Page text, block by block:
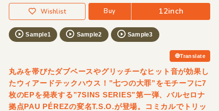
Wishlist Buy 12inch
Sample1 Sample2 Sample3
Translate
丸みを帯びたダブベースやグリッチーなヒット音が効果し
たウィアードテックハウス！”七つの大罪”をモチーフに7
枚のEPを発表する”7SINS SERIES”第一弾、バルセロナ
拠点PAU PÉREZの変名T.S.O.が登場。コミカルでトリッ